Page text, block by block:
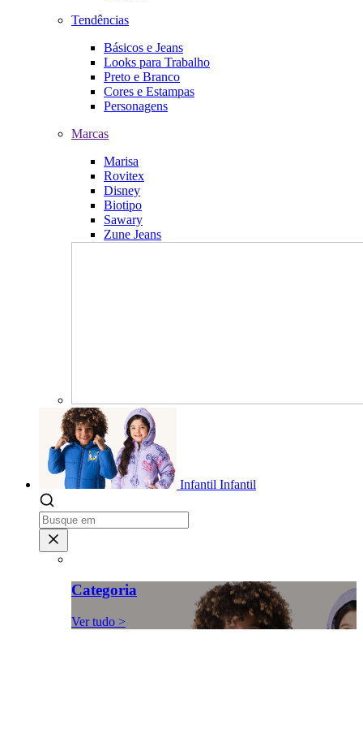
Tendências
Básicos e Jeans
Looks para Trabalho
Preto e Branco
Cores e Estampas
Personagens
Marcas
Marisa
Rovitex
Disney
Biotipo
Sawary
Zune Jeans
Infantil Infantil
Categoria
Ver tudo >